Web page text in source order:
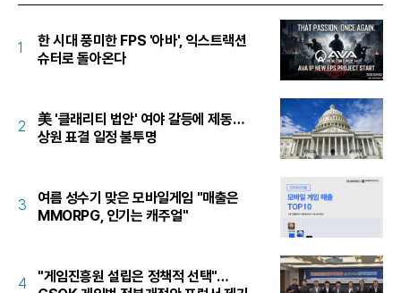
1
한 시대 풍미한 FPS '아바', 익스트랙션
슈터로 돌아온다
2
美 '클래리티 법안' 여야 갈등에 제동…
상원 표결 일정 불투명
3
여름 성수기 맞은 모바일게임 "매출은
MMORPG, 인기는 캐주얼"
4
"게임진흥원 설립은 정책적 선택"…